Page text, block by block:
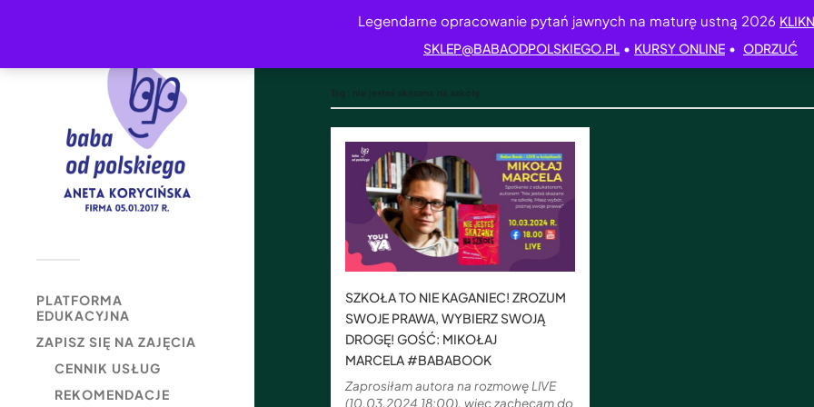
Legendarne opracowanie pytań jawnych na maturę ustną 2026
SKLEP@BABAODPOLSKIEGO.PL • KURSY ONLINE • ODRZUĆ
PLATFORMA
EDUKACYJNA
ZAPISZ SIĘ NA ZAJĘCIA
CENNIK USŁUG
REKOMENDACJE
SZKOŁA TO NIE KAGANIEC! ZROZUM
SWOJE PRAWA, WYBIERZ SWOJĄ
DROGĘ! GOŚĆ: MIKOŁAJ
MARCELA #BABABOOK
Zaprosiłam autora na rozmowę LIVE
(10.03.2024 18:00), więc zachęcam do